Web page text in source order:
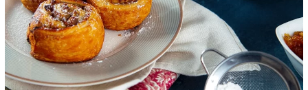
FOOD SERVICE EMPRESA AGENDA DE CURSOS